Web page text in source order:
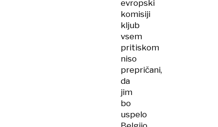
evropski
komisiji
kljub
vsem
pritiskom
niso
prepričani,
da
jim
bo
uspelo